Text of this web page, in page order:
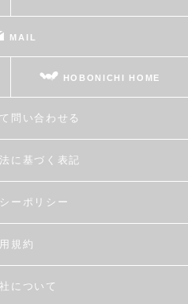
MAIL
HOBONICHI HOME
問い合わせる
に基づく表記
ーポリシー
規約
について